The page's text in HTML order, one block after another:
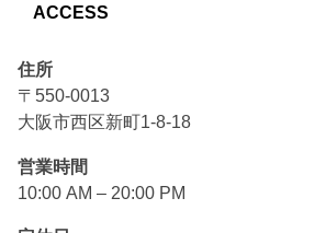
ACCESS
住所
〒550-0013
大阪市西区新町1-8-18
営業時間
10:00 AM – 20:00 PM